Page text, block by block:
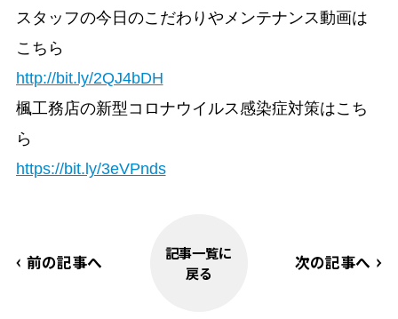
スタッフの今日のこだわりやメンテナンス動画は
こちら
http://bit.ly/2QJ4bDH
楓工務店の新型コロナウイルス感染症対策はこち
ら
https://bit.ly/3eVPnds
前の記事へ
記事一覧に
戻る
次の記事へ